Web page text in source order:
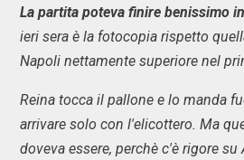
La partita poteva finire benissimo
ieri sera è la fotocopia rispetto
Napoli nettamente superiore nel
Reina tocca il pallone e lo manda
arrivare solo con l'elicottero. Ma
doveva essere, perchè c'è rigore